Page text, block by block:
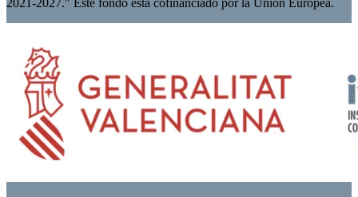
2021-2027." Este fondo está cofinanciado por la Unión Europea.